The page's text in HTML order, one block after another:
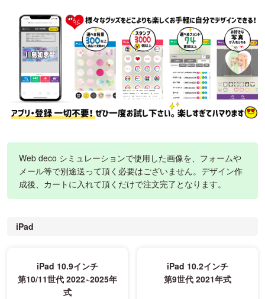
Web deco シミュレーションで使用した画像を、フォームや
メール等で別途送って頂く必要はございません。デザイン作
成後、カートに入れて頂くだけで注文完了となります。
iPad
iPad 10.9インチ
第10/11世代 2022~2025年
式
iPad 10.2インチ
第9世代 2021年式